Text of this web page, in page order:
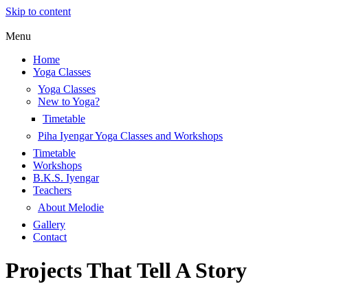
Skip to content
Menu
Home
Yoga Classes
Yoga Classes
New to Yoga?
Timetable
Piha Iyengar Yoga Classes and Workshops
Timetable
Workshops
B.K.S. Iyengar
Teachers
About Melodie
Gallery
Contact
Projects That Tell A Story